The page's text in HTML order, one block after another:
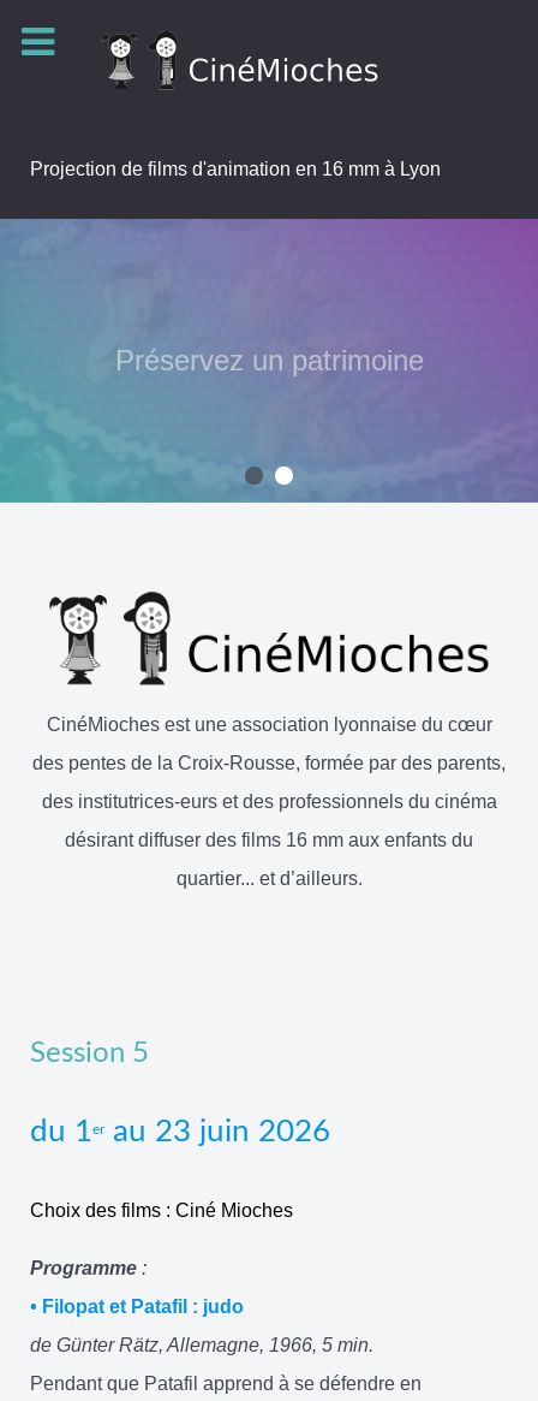
Projection de films d'animation en 16 mm à Lyon
Préservez un patrimoine
CinéMioches est une association lyonnaise du cœur
des pentes de la Croix-Rousse, formée par des parents,
des institutrices-eurs et des professionnels du cinéma
désirant diffuser des films 16 mm aux enfants du
quartier... et d’ailleurs.
Session 5
du 1erau 23 juin 2026
Choix des films : Ciné Mioches
Programme :
• Filopat et Patafil : judo
de Günter Rätz, Allemagne, 1966, 5 min.
Pendant que Patafil apprend à se défendre en